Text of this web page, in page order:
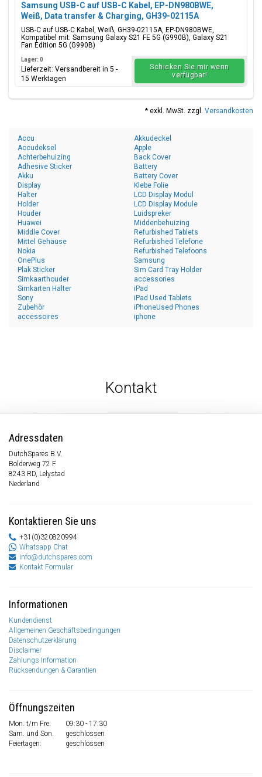
Samsung USB-C auf USB-C Kabel, EP-DN980BWE,
Weiß, Data transfer & Charging, GH39-02115A
USB-C auf USB-C Kabel, Weiß, GH39-02115A, EP-DN980BWE,
Kompatibel mit: Samsung Galaxy S21 FE 5G (G990B), Galaxy S21
Fan Edition 5G (G990B)
Lager: 0
Lieferzeit: Versandbereit in 5 -
15 Werktagen
Schicken Sie mir wenn
verfügbar!
* exkl. MwSt. zzgl. Versandkosten
Accu
Accudeksel
Achterbehuizing
Adhesive Sticker
Akku
Akkudeckel
Apple
Back Cover
Battery
Battery Cover
Display
Halter
Holder
Houder
Huawei
Klebe Folie
LCD Display Modul
LCD Display Module
Luidspreker
Middenbehuizing
Middle Cover
Mittel Gehäuse
Nokia
OnePlus
Plak Sticker
Refurbished Tablets
Refurbished Telefone
Refurbished Telefoons
Samsung
Sim Card Tray Holder
Simkaarthouder
Simkarten Halter
Sony
Zubehör
accessoires
accessories
iPad
iPad Used Tablets
iPhoneUsed Phones
iphone
Kontakt
Adressdaten
DutchSpares B.V.
Bolderweg 72 F
8243 RD, Lelystad
Nederland
Kontaktieren Sie uns
+31(0)320820994
Whatsapp Chat
info@dutchspares.com
Kontakt Formular
Informationen
Kundendienst
Allgemeinen Geschäftsbedingungen
Datenschutzerklärung
Disclaimer
Zahlungs Information
Rücksendungen & Garantien
Öffnungszeiten
Mon. t/m Fre.
09:30 - 17:30
Sam. und Son.
geschlossen
Feiertagen:
geschlossen